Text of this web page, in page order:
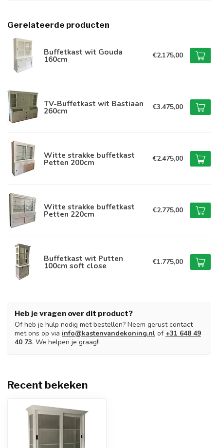
Gerelateerde producten
Buffetkast wit Gouda
160cm €2.175,00
TV-Buffetkast wit Bastiaan
260cm €3.475,00
Witte strakke buffetkast
Petten 200cm €2.475,00
Witte strakke buffetkast
Petten 220cm €2.775,00
Buffetkast wit Putten
100cm soft close €1.775,00
Heb je vragen over dit product?
Of heb je hulp nodig met bestellen? Neem gerust contact
met ons op via info@kastenvandekoning.nl of +31 648 49
40 73. We helpen je graag!!
Recent bekeken